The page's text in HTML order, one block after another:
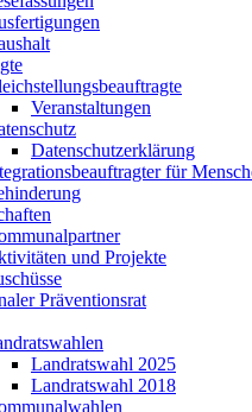
Veranstaltungen
Datenschutzerklärung
für
und Projekte
Präventionsrat
Landratswahl 2025
Landratswahl 2018